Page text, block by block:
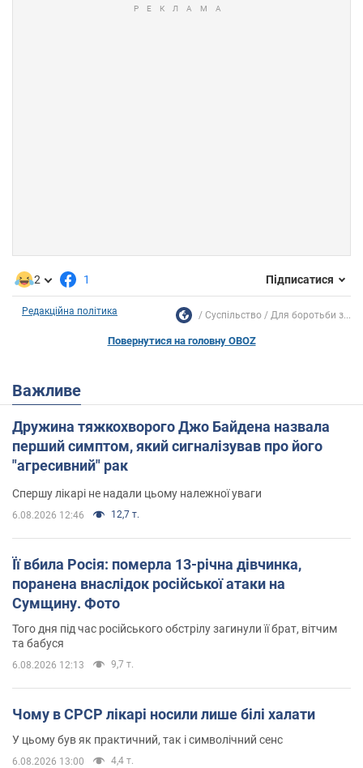
2 1 Підписатися
Редакційна політика Суспільство Для боротьби з...
Повернутися на головну OBOZ
Важливе
Дружина тяжкохворого Джо Байдена назвала
перший симптом, який сигналізував про його
"агресивний" рак
Спершу лікарі не надали цьому належної уваги
6.08.2026 12:46 12,7 т.
Її вбила Росія: померла 13-річна дівчинка,
поранена внаслідок російської атаки на
Сумщину. Фото
Того дня під час російського обстрілу загинули її брат, вітчим
та бабуся
6.08.2026 12:13 9,7 т.
Чому в СРСР лікарі носили лише білі халати
У цьому був як практичний, так і символічний сенс
6.08.2026 13:00 4,4 т.